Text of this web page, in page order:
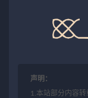
声明：
1.本站部分内容